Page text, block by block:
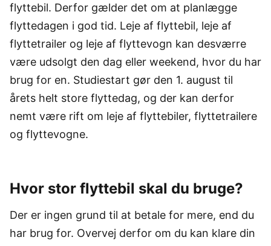
flyttebil. Derfor gælder det om at planlægge
flyttedagen i god tid. Leje af flyttebil, leje af
flyttetrailer og leje af flyttevogn kan desværre
være udsolgt den dag eller weekend, hvor du har
brug for en. Studiestart gør den 1. august til
årets helt store flyttedag, og der kan derfor
nemt være rift om leje af flyttebiler, flyttetrailere
og flyttevogne.
Hvor stor flyttebil skal du bruge?
Der er ingen grund til at betale for mere, end du
har brug for. Overvej derfor om du kan klare din